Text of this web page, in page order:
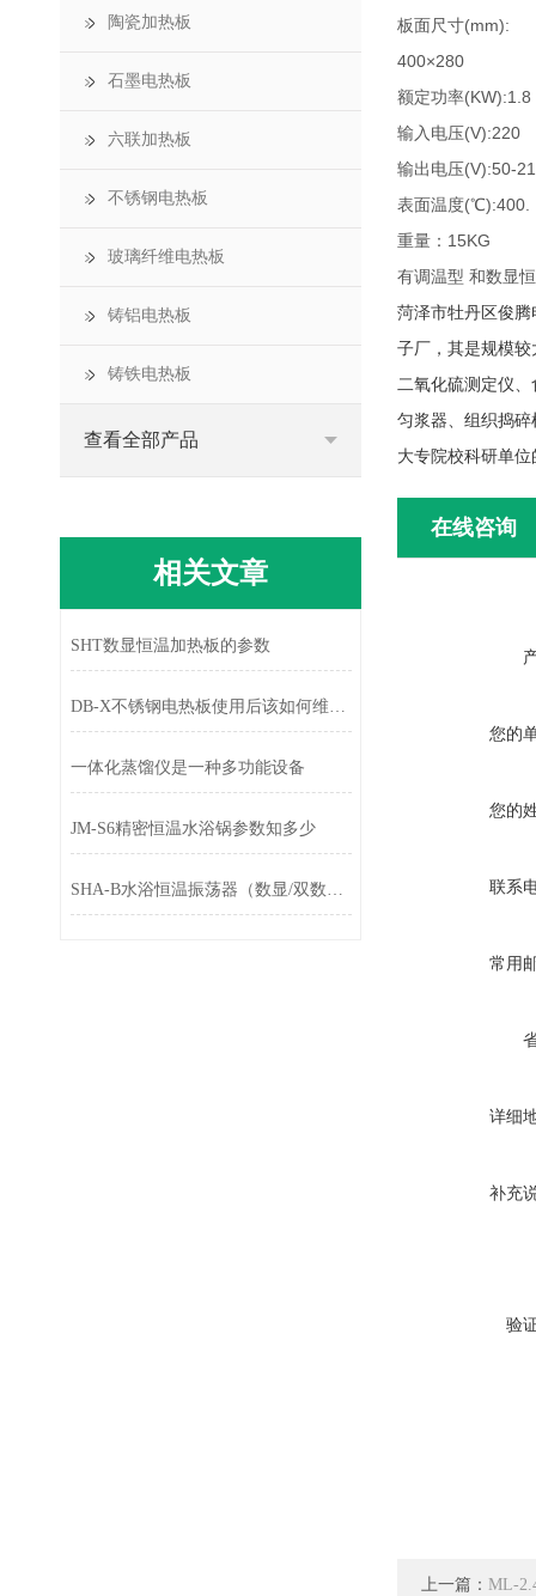
板面尺寸(mm):
400×280
额定功率(KW):1.8
输入电压(V):220
输出电压(V):50-
表面温度(℃):400.
重量：15KG
有调温型 和数显
菏泽市牡丹区俊
子厂，其是规模
二氧化硫测定仪
匀浆器、组织捣
大专院校科研单
在线咨询
您的
您的
联系
常用
详细
补充
验
上一篇： ML-
陶瓷加热板
石墨电热板
六联加热板
不锈钢电热板
玻璃纤维电热板
铸铝电热板
铸铁电热板
查看全部产品
相关文章
SHT数显恒温加热板的参数
DB-X不锈钢电热板使用后该如何维护？
一体化蒸馏仪是一种多功能设备
JM-S6精密恒温水浴锅参数知多少
SHA-B水浴恒温振荡器（数显/双数显微电脑）